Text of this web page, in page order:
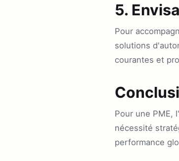
5.
Pour
solutions
courantes et
Pour une PME,
nécessité
performance